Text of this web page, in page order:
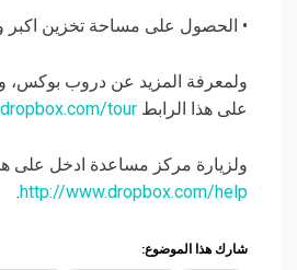
• الحصول على مساحة تخزين اكبر
ولمعرفة المزيد عن دروب بوكس،
على هذا الرابط tour
ولزيارة مركز مساعدة ادخل على
http://www.dropbox.com/help
.
شارك هذا الموضوع: